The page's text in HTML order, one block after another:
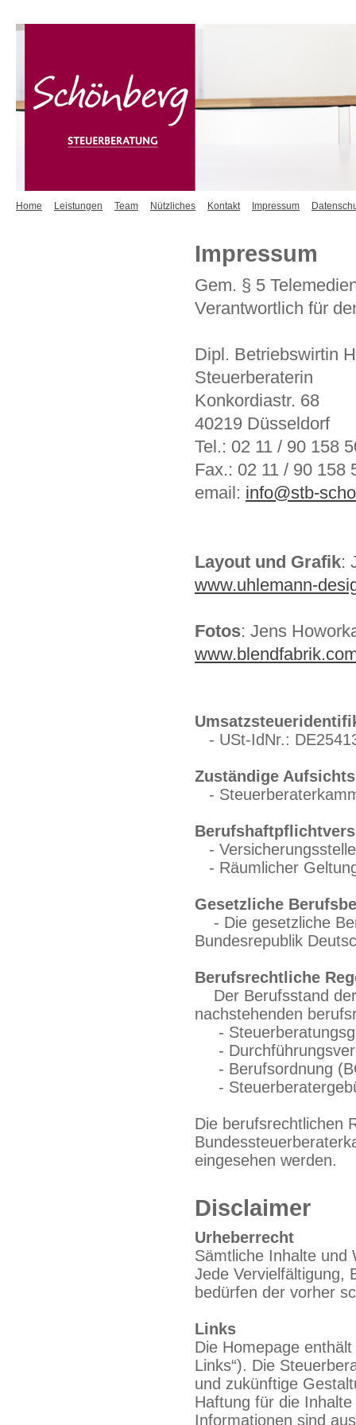
Home Leistungen Team Nützliches Kontakt Impressum
Impressum
Gem. § 5
Verantwortlich für
Dipl. Betriebswirtin
Steuerberaterin
Konkordiastr. 68
40219 Düsseldorf
Tel.: 02 11 / 90 158
Fax.: 02 11 / 90 158
email: info@stb-
Layout und Grafik:
www.uhlemann-
Fotos: Jens
- USt-IdNr.:
Zuständige
-
-
- Räumlicher
Gesetzliche
- Die gesetzliche
Bundesrepublik
Berufsrechtliche
Der Berufsstand der
nachstehenden
-
-
- Berufsordnung
-
Die berufsrechtlichen
eingesehen werden.
Disclaimer
Urheberrecht
Sämtliche Inhalte und
Jede Vervielfältigung,
bedürfen der vorher
Links
Die Homepage
Links“). Die
und zukünftige
Haftung für die
Informationen sind